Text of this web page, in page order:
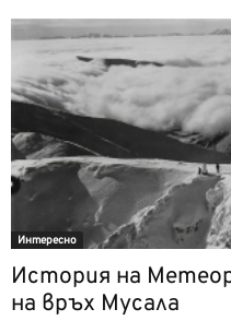
Интерeсно
История на
на връх Мусала